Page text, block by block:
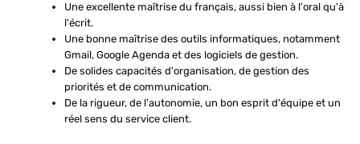
Une excellente maîtrise du français, aussi bien à l'oral qu'à
l'écrit.
Une bonne maîtrise des outils informatiques, notamment
Gmail, Google Agenda et des logiciels de gestion.
De solides capacités d'organisation, de gestion des
priorités et de communication.
De la rigueur, de l'autonomie, un bon esprit d'équipe et un
réel sens du service client.